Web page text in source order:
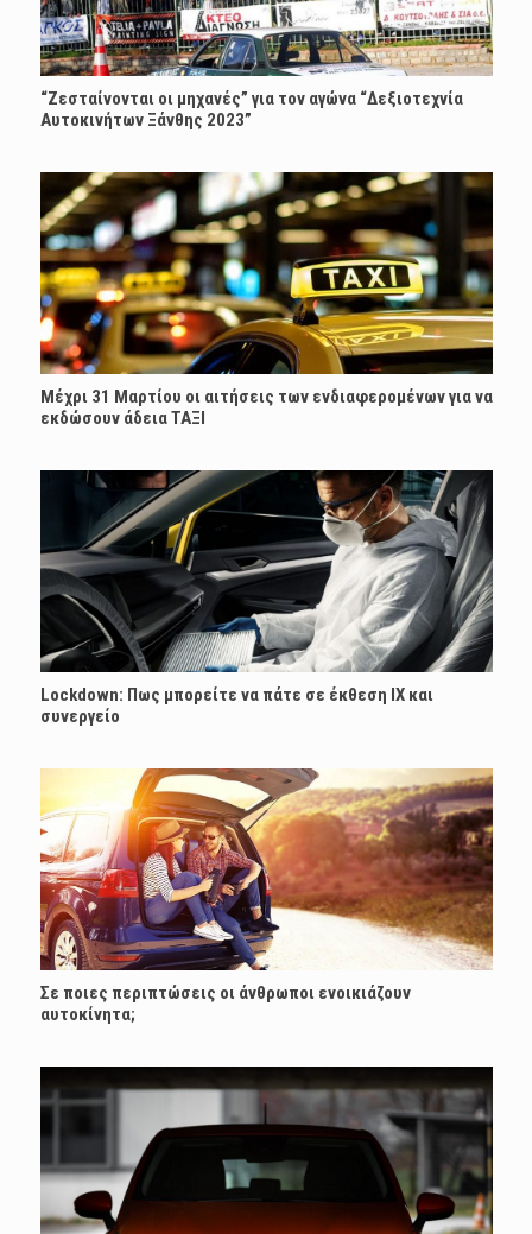
“Ζεσταίνονται οι μηχανές” για τον αγώνα “Δεξιοτεχνία
Αυτοκινήτων Ξάνθης 2023”
Μέχρι 31 Μαρτίου οι αιτήσεις των ενδιαφερομένων για να
εκδώσουν άδεια ΤΑΞΙ
Lockdown: Πως μπορείτε να πάτε σε έκθεση ΙΧ και
συνεργείο
Σε ποιες περιπτώσεις οι άνθρωποι ενοικιάζουν
αυτοκίνητα;